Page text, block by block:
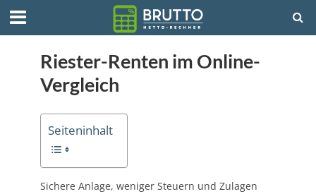
Riester-Renten im Online-
Vergleich
Seiteninhalt
Sichere Anlage, weniger Steuern und Zulagen